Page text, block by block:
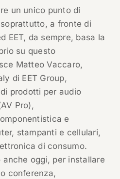
un unico punto di
a fronte di
EET, da sempre, basa la
su questo
Matteo Vaccaro,
di EET Group,
prodotti per audio
Pro),
e
stampanti e cellulari,
di consumo.
anche oggi, per installare
conferenza,